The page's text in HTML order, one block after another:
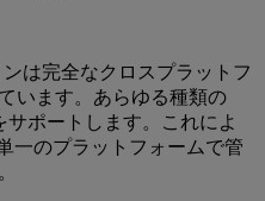
は完全なクロスプラットフ
います。あらゆる種類の
ポートします。これによ
一のプラットフォームで管